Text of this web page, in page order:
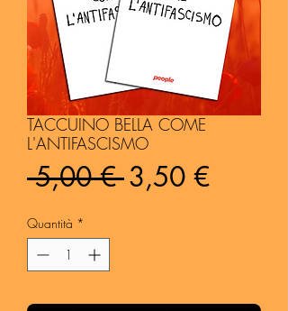
TACCUINO BELLA COME
L'ANTIFASCISMO
5,00 € Prezzo
3,50 €Prezzo
Quantità *